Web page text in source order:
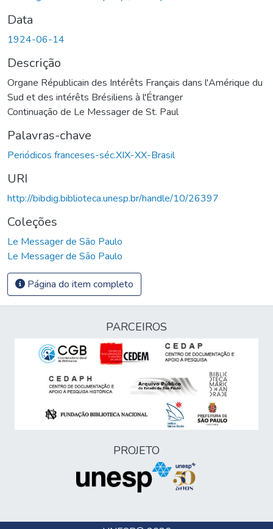
Data
1924-06-14
Descrição
Organe Républicain des Intérêts Français dans l'Amérique du
Sud et des intérêts Brésiliens à l'Étranger
Continuação de Le Messager de St. Paul
Palavras-chave
Periódicos franceses-séc.XIX-XX-Brasil
URI
http://bibdig.biblioteca.unesp.br/handle/10/26397
Coleções
Le Messager de São Paulo
Le Messager de São Paulo
Página do item completo
PARCEIROS
PROJETO